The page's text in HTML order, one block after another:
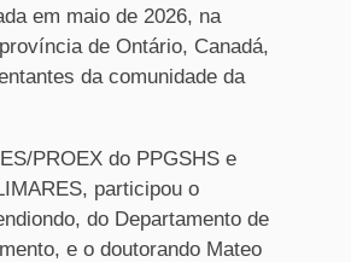
em maio de 2026, na
de Ontário, Canadá,
da comunidade da
PROEX do PPGSHS e
participou o
do Departamento de
e o doutorando Mateo